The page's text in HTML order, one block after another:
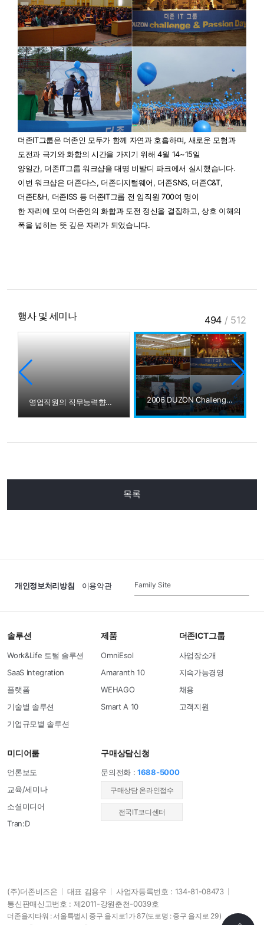
더존IT그룹은 더존인 모두가 함께 자연과 호흡하며, 새로운 모험과
도전과 극기와 화합의 시간을 가지기 위해 4월 14~15일
양일간, 더존IT그룹 워크샵을 대명 비발디 파크에서 실시했습니다.
이번 워크샵은 더존다스, 더존디지털웨어, 더존SNS, 더존C&T,
더존E&H, 더존ISS 등 더존IT그룹 전 임직원 700여 명이
한 자리에 모여 더존인의 화합과 도전 정신을 결집하고, 상호 이해의
폭을 넓히는 뜻 깊은 자리가 되었습니다.
행사 및 세미나
영업직원의 직무능력향상을 위한 워크샵 2006 DUZON Challenge & Passion Day Workshop
494/ 512
목록
개인정보처리방침 이용약관 Family Site
솔루션
Work&Life 토털 솔루션
SaaS Integration
플랫폼
기술별 솔루션
기업규모별 솔루션
제품
OmniEsol
Amaranth 10
WEHAGO
Smart A 10
더존ICT그룹
사업장소개
지속가능경영
채용
고객지원
미디어룸
언론보도
교육/세미나
소셜미디어
Tran:D
구매상담신청
문의전화 :1688-5000
​구매상담 온라인접수
전국IT코디센터
(주)더존비즈온 대표 김용우
사업자등록번호 : 134-81-08473
통신판매신고번호 : 제2011-강원춘천-0039호
더존을지타워 : 서울특별시 중구 을지로1가 87(도로명 : 중구 을지로 29)